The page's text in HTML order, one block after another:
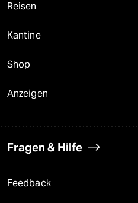
Reisen
Kantine
Shop
Anzeigen
Fragen & Hilfe
Feedback